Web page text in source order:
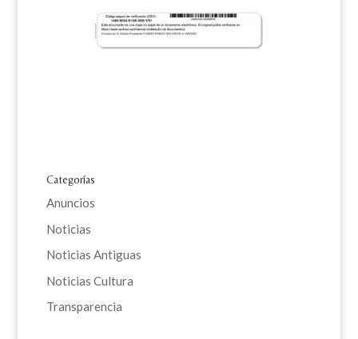
Categorías
Anuncios
Noticias
Noticias Antiguas
Noticias Cultura
Transparencia